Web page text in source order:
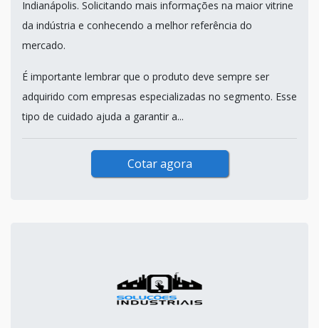
Indianápolis. Solicitando mais informações na maior vitrine
da indústria e conhecendo a melhor referência do
mercado.
É importante lembrar que o produto deve sempre ser
adquirido com empresas especializadas no segmento. Esse
tipo de cuidado ajuda a garantir a...
Cotar agora